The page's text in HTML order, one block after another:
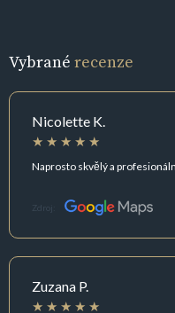
Vybrané recenze
Nicolette K.
Naprosto skvělý a
Zdroj:
Zuzana P.